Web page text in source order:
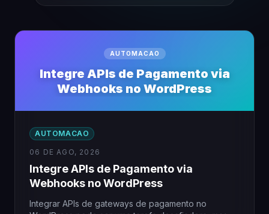
AUTOMACAO
Integre APIs de Pagamento via
Webhooks no WordPress
AUTOMACAO
06 DE AGO, 2026
Integre APIs de Pagamento via
Webhooks no WordPress
Integrar APIs de gateways de pagamento no